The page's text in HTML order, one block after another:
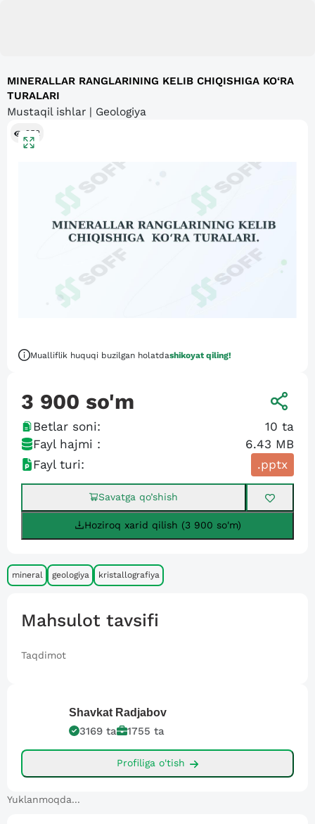
MINERALLAR RANGLARINING KELIB CHIQISHIGA KO‘RA
TURALARI
Mustaqil ishlar | Geologiya
252
Mualliflik huquqi buzilgan holatdashikoyat qiling!
3 900 so'm
Betlar soni: 10 ta
Fayl hajmi :
6.43 MB
Fayl turi:
.pptx
Savatga qo’shish
Hoziroq xarid qilish (3 900 so'm)
mineral geologiya kristallografiya
Mahsulot tavsifi
Taqdimot
Shavkat Radjabov
3169 ta 1755 ta
Profiliga o'tish
Yuklanmoqda...